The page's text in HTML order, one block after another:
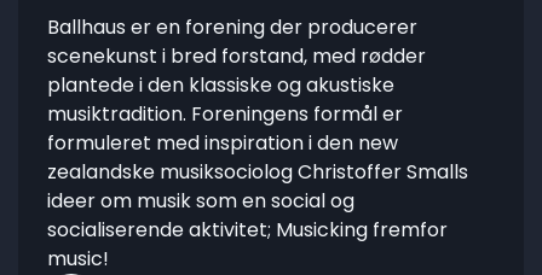
Ballhaus er en forening der producerer
scenekunst i bred forstand, med rødder
plantede i den klassiske og akustiske
musiktradition. Foreningens formål er
formuleret med inspiration i den new
zealandske musiksociolog Christoffer Smalls
ideer om musik som en social og
socialiserende aktivitet; Musicking fremfor
music!